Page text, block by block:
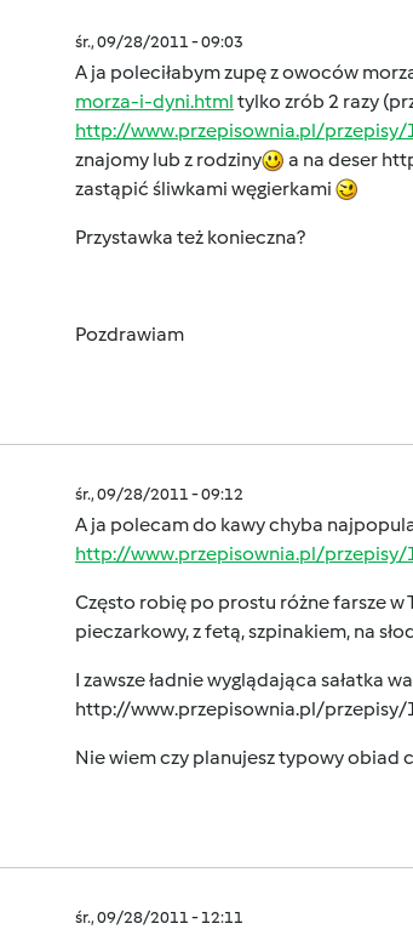
śr., 09/28/2011 - 09:03
A ja poleciłabym zupę z owoców
morza-i-dyni.html tylko zrób 2 razy
http://www.przepisownia.pl/
znajomy lub z rodziny
a na deser
zastąpić śliwkami węgierkami
Przystawka też konieczna?
Pozdrawiam
śr., 09/28/2011 - 09:12
A ja polecam do kawy chyba
http://www.przepisownia.pl/
Często robię po prostu różne farsze w
pieczarkowy, z fetą, szpinakiem, na
I zawsze ładnie wyglądająca sałatka
http://www.przepisownia.pl/
Nie wiem czy planujesz typowy obiad
śr., 09/28/2011 - 12:11